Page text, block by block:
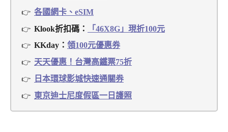
各國網卡、eSIM
Klook折扣碼：
「46X8G」現折100元
KKday： 領100元優惠券
天天優惠！台灣高鐵票75折
日本環球影城快速通關券
東京迪士尼度假區一日護照